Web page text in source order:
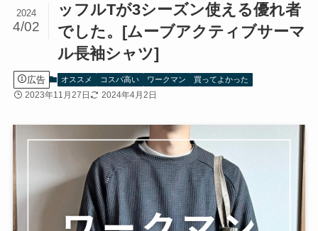
ッフルTが3シーズン使える優れ者
でした。[ムーブアクティブサーマ
ル長袖シャツ]
2024
4/02
広告 オススメ コスパ高い ワークマン 買ってよかった
2023年11月27日 2024年4月2日